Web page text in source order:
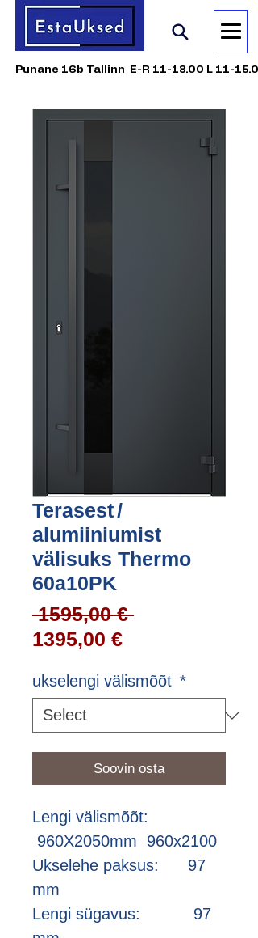
Punane 16b Tallinn E-R 11-18.00 L 11-
Terasest /
alumiiniumist
välisuks Thermo
60a10PK
1595,00 € Regular
1395,00 €Sale
ukselengi välismõõt *
Soovin osta
Lengi välismõõt:
960X2050mm 960x2100
Ukselehe paksus: 97
mm
Lengi sügavus: 97